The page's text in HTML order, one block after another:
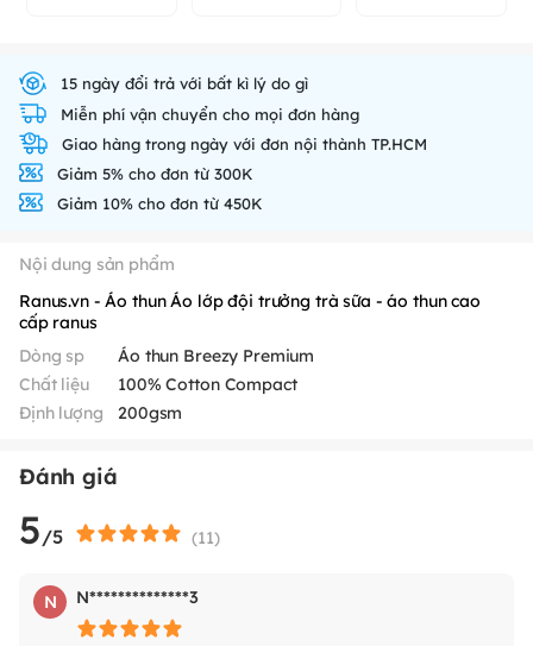
15 ngày đổi trả với bất kì lý do gì
Miễn phí vận chuyển cho mọi đơn hàng
Giao hàng trong ngày với đơn nội thành TP.HCM
Giảm 5% cho đơn từ 300K
Giảm 10% cho đơn từ 450K
Nội dung sản phẩm
Ranus.vn - Áo thun Áo lớp đội trưởng trà sữa - áo thun cao
cấp ranus
Dòng sp
Áo thun Breezy Premium
Chất liệu
100% Cotton Compact
Định lượng
200gsm
Đánh giá
5/5 (11)
N N**************3